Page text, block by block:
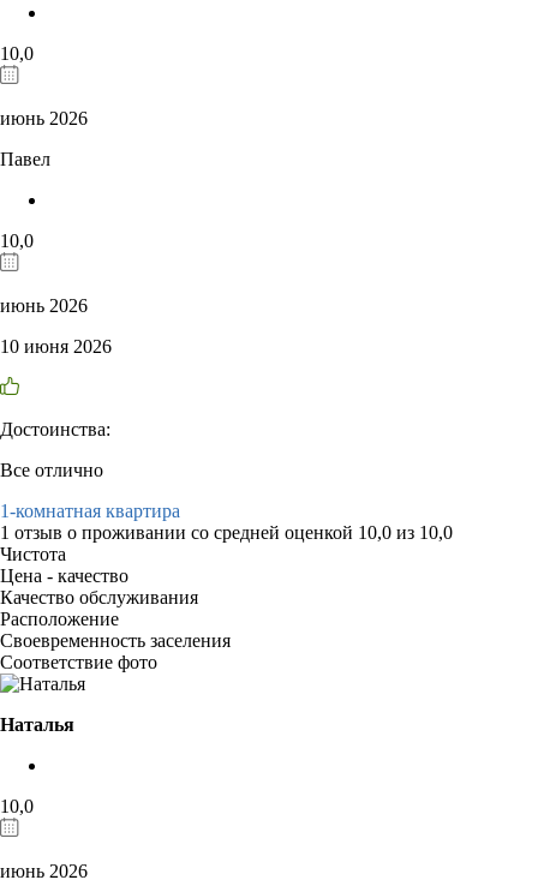
10,0
июнь 2026
Павел
10,0
июнь 2026
10 июня 2026
Достоинства:
Все отлично
1-комнатная квартира
1 отзыв о проживании со средней оценкой 10,0 из 10,0
Чистота
Цена - качество
Качество обслуживания
Расположение
Своевременность заселения
Соответствие фото
Наталья
10,0
июнь 2026